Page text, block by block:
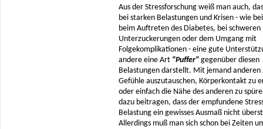
Aus der Stressforschung weiß man auch,
bei starken Belastungen und Krisen - wie
beim Auftreten des Diabetes, bei schweren
Unterzuckerungen oder dem Umgang mit
Folgekomplikationen - eine gute
andere eine Art "Puffer" gegenüber diesen
Belastungen darstellt. Mit jemand anderen
Gefühle auszutauschen, Körperkontakt zu
oder einfach die Nähe des anderen zu
dazu beitragen, dass der empfundene
Belastung ein gewisses Ausmaß nicht
Allerdings muß man sich schon bei Zeiten